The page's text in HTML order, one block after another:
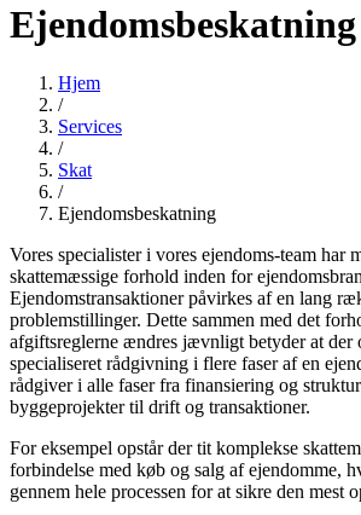
Ejendomsbeskatning
Hjem
/
Services
/
Skat
/
Ejendomsbeskatning
Vores specialister i vores ejendoms-team har
skattemæssige forhold inden for
Ejendomstransaktioner påvirkes af en lang
problemstillinger. Dette sammen med det
afgiftsreglerne ændres jævnligt betyder at der
specialiseret rådgivning i flere faser af en
rådgiver i alle faser fra finansiering og
byggeprojekter til drift og transaktioner.
For eksempel opstår der tit komplekse
forbindelse med køb og salg af ejendomme,
gennem hele processen for at sikre den mest